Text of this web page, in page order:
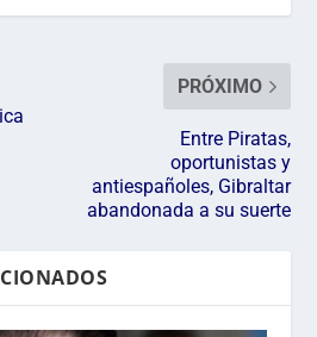
PRÓXIMO
Entre Piratas,
oportunistas y
antiespañoles, Gibraltar
abandonada a su suerte